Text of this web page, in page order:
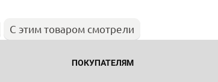
С этим товаром смотрели
ПОКУПАТЕЛЯМ